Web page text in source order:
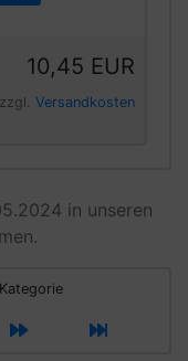
10,45 EUR
Versandkosten
in unseren